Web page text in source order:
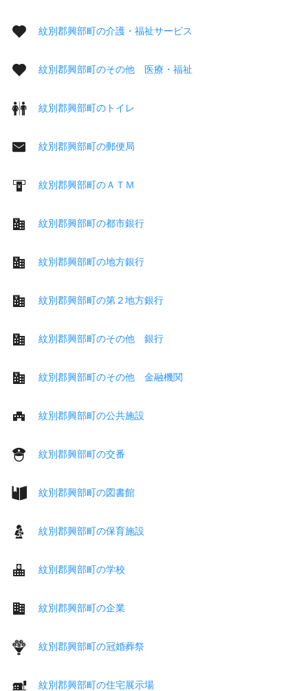
紋別郡興部町の介護・福祉サービス
紋別郡興部町のその他 医療・福祉
紋別郡興部町のトイレ
紋別郡興部町の郵便局
紋別郡興部町のＡＴＭ
紋別郡興部町の都市銀行
紋別郡興部町の地方銀行
紋別郡興部町の第２地方銀行
紋別郡興部町のその他 銀行
紋別郡興部町のその他 金融機関
紋別郡興部町の公共施設
紋別郡興部町の交番
紋別郡興部町の図書館
紋別郡興部町の保育施設
紋別郡興部町の学校
紋別郡興部町の企業
紋別郡興部町の冠婚葬祭
紋別郡興部町の住宅展示場